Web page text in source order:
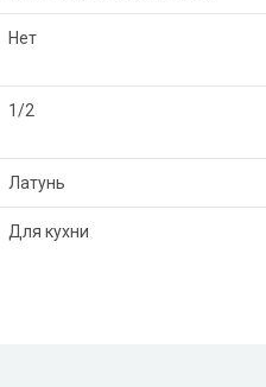
Нет
1/2
Латунь
Для кухни